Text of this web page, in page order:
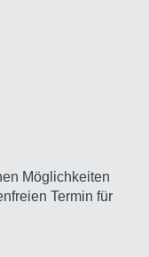
Möglichkeiten
Termin für